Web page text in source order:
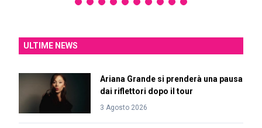
ULTIME NEWS
Ariana Grande si prenderà una pausa
dai riflettori dopo il tour
3 Agosto 2026